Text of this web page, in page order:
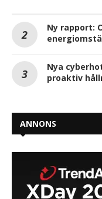
Ny rapport:
Nya
proaktiv
ANNONS